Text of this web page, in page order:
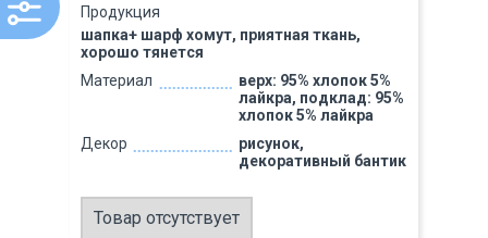
Продукция
шапка+ шарф хомут, приятная ткань,
хорошо тянется
Материал
верх: 95% хлопок 5%
лайкра, подклад: 95%
хлопок 5% лайкра
Декор
рисунок,
декоративный бантик
Товар отсутствует